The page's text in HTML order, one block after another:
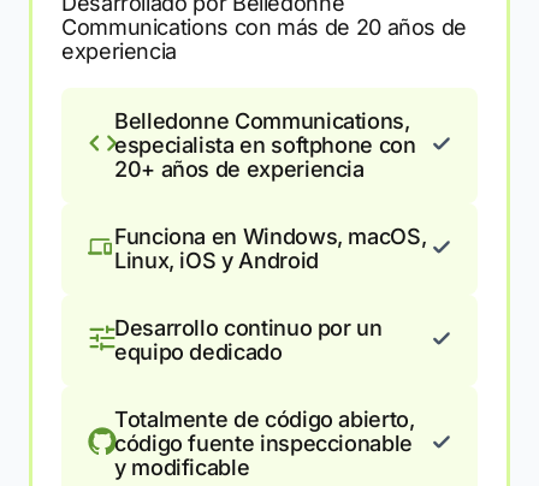
Communications con más de 20 años de
experiencia
Belledonne Communications,
especialista en softphone con
20+ años de experiencia
Funciona en Windows, macOS,
Linux, iOS y Android
Desarrollo continuo por un
equipo dedicado
Totalmente de código abierto,
código fuente inspeccionable
y modificable